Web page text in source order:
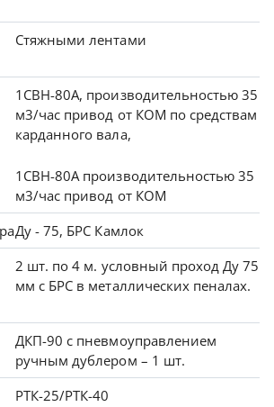
Стяжными лентами
1СВН-80А, производительностью 35
м3/час привод от КОМ по средствам
карданного вала,
1СВН-80А производительностью 35
м3/час привод от КОМ
Дy - 75, БРС Камлок
2 шт. по 4 м. условный проход Ду 75
мм с БРС в металлических пеналах.
ДКП-90 с пневмоуправлением
ручным дублером – 1 шт.
РТК-25/РТК-40